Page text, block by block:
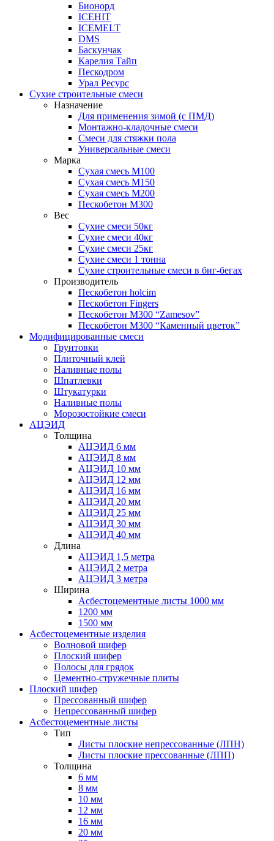
Бионорд
ICEHIT
ICEMELT
DMS
Баскунчак
Карелия Тайп
Пескодром
Урал Ресурс
Сухие строительные смеси
Назначение
Для применения зимой (с ПМД)
Монтажно-кладочные смеси
Смеси для стяжки пола
Универсальные смеси
Марка
Сухая смесь М100
Сухая смесь М150
Сухая смесь М200
Пескобетон М300
Вес
Сухие смеси 50кг
Сухие смеси 40кг
Сухие смеси 25кг
Сухие смеси 1 тонна
Сухие строительные смеси в биг-бегах
Производитель
Пескобетон holcim
Пескобетон Fingers
Пескобетон М300 “Zamesov”
Пескобетон М300 “Каменный цветок”
Модифицированные смеси
Грунтовки
Плиточный клей
Наливные полы
Шпатлевки
Штукатурки
Наливные полы
Морозостойкие смеси
АЦЭИД
Толщина
АЦЭИД 6 мм
АЦЭИД 8 мм
АЦЭИД 10 мм
АЦЭИД 12 мм
АЦЭИД 16 мм
АЦЭИД 20 мм
АЦЭИД 25 мм
АЦЭИД 30 мм
АЦЭИД 40 мм
Длина
АЦЭИД 1,5 метра
АЦЭИД 2 метра
АЦЭИД 3 метра
Ширина
Асбестоцементные листы 1000 мм
1200 мм
1500 мм
Асбестоцементные изделия
Волновой шифер
Плоский шифер
Полосы для грядок
Цементно-стружечные плиты
Плоский шифер
Прессованный шифер
Непрессованный шифер
Асбестоцементные листы
Тип
Листы плоские непрессованные (ЛПН)
Листы плоские прессованные (ЛПП)
Толщина
6 мм
8 мм
10 мм
12 мм
16 мм
20 мм